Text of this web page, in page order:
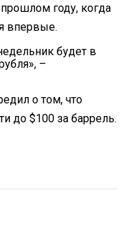
году, когда
впервые.
будет в
–
о том, что
до $100 за баррель.